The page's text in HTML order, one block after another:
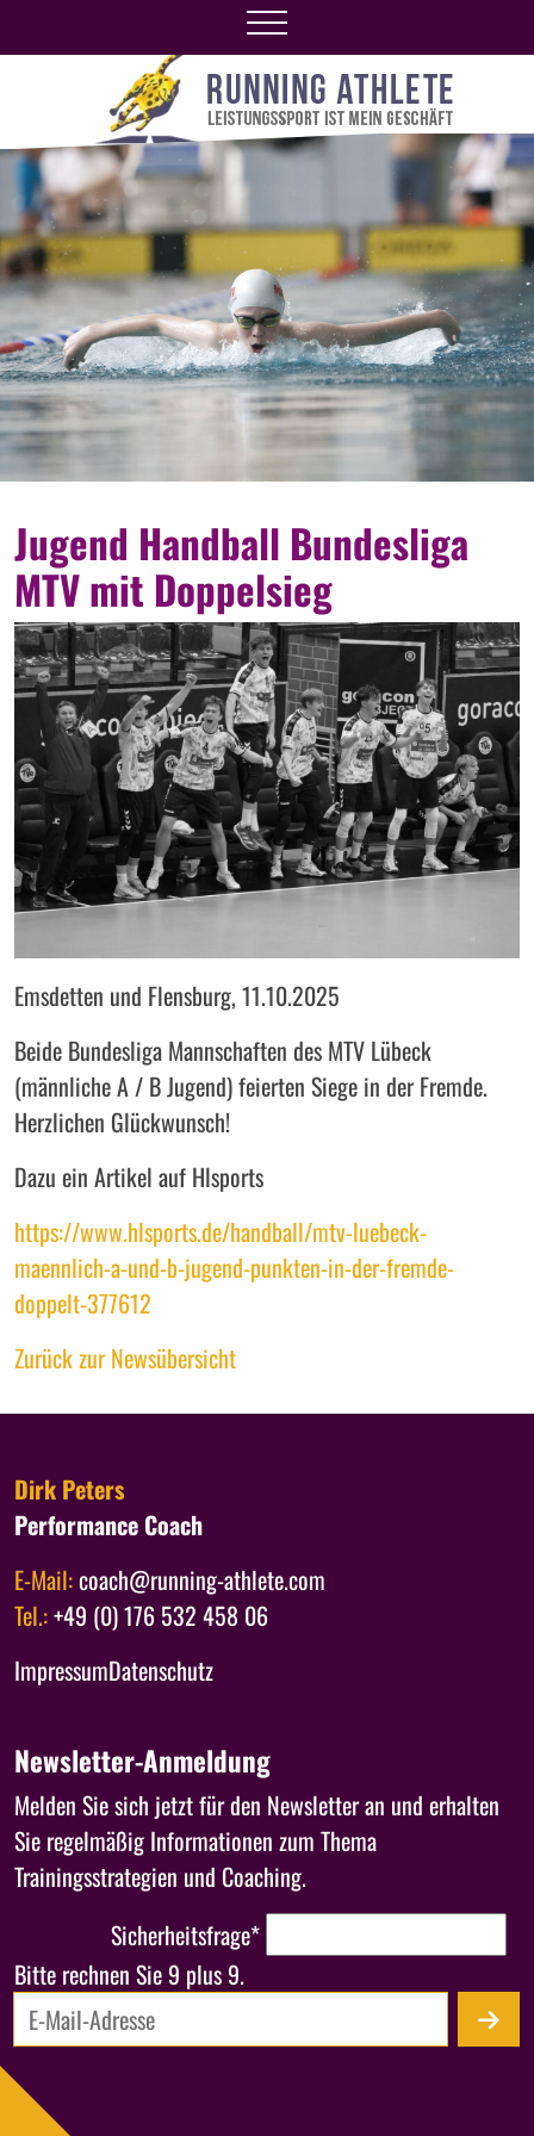
Jugend Handball Bundesliga
MTV mit Doppelsieg
Emsdetten und Flensburg, 11.10.2025
Beide Bundesliga Mannschaften des MTV Lübeck
(männliche A / B Jugend) feierten Siege in der Fremde.
Herzlichen Glückwunsch!
Dazu ein Artikel auf Hlsports
https://www.hlsports.de/handball/mtv-luebeck-
maennlich-a-und-b-jugend-punkten-in-der-fremde-
doppelt-377612
Zurück zur Newsübersicht
Dirk Peters
Performance Coach
E-Mail:coach@running-athlete.com
Tel.:+49 (0) 176 532 458 06
Navigation überspringen
ImpressumDatenschutz
Newsletter-Anmeldung
Melden Sie sich jetzt für den Newsletter an und erhalten
Sie regelmäßig Informationen zum Thema
Trainingsstrategien und Coaching.
Sicherheitsfrage*
Bitte rechnen Sie 9 plus 9.
E-Mail-Adresse